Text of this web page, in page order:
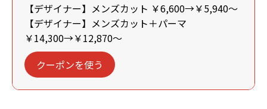
【デザイナー】メンズカット ￥6,600→￥5,940～
【デザイナー】メンズカット＋パーマ
￥14,300→￥12,870～
クーポンを使う